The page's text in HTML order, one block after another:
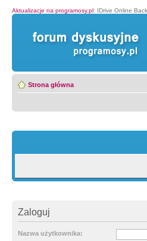
Aktualizacje na programosy.pl: IDrive Online
Strona główna
Zaloguj
Nazwa użytkownika: